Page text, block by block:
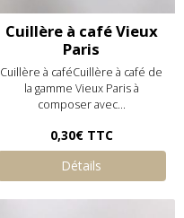
Cuillère à café Vieux
Paris
Cuillère à caféCuillère à café de
la gamme Vieux Paris à
composer avec...
0,30€ TTC
Détails